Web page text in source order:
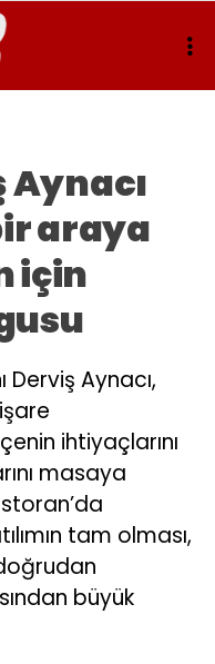
Aynacı
araya
için
Derviş Aynacı,
ihtiyaçlarını
masaya
tam olması,
büyük